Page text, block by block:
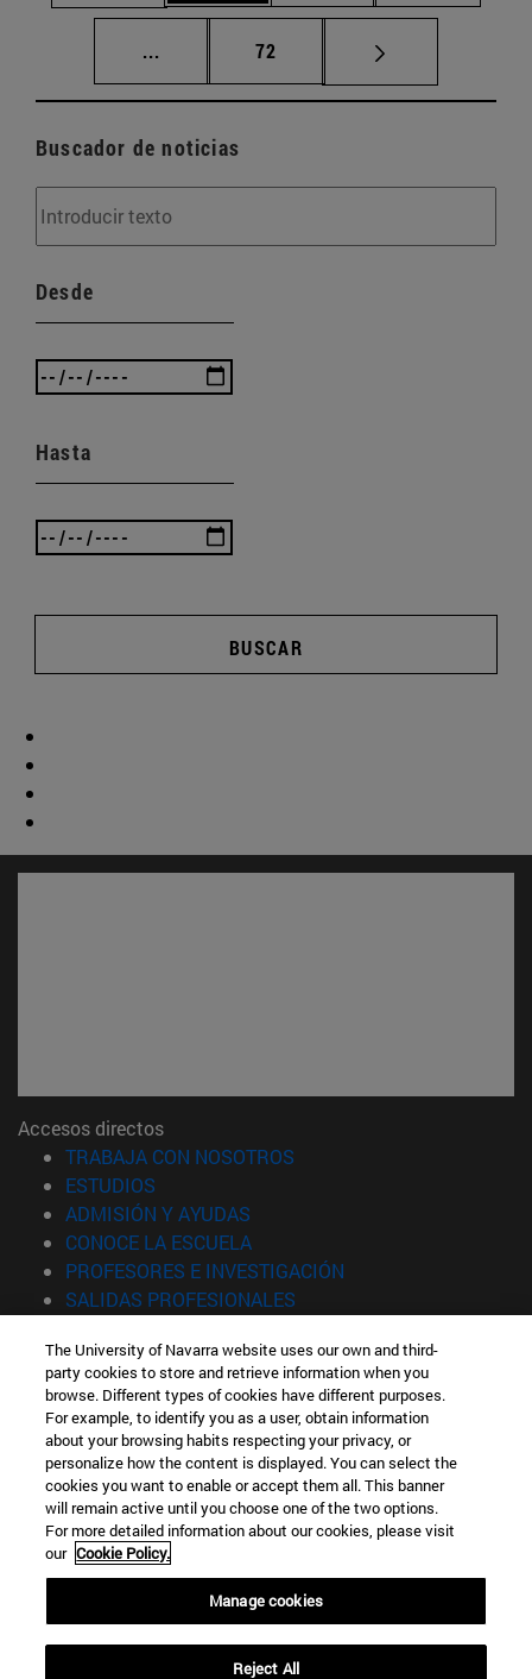
... Páginas intermedias Use TAB para
Página
72
Buscador de noticias
Desde
Hasta
BUSCAR
Accesos directos
TRABAJA CON NOSOTROS
ESTUDIOS
ADMISIÓN Y AYUDAS
CONOCE LA ESCUELA(abre en nueva ventana)
PROFESORES E INVESTIGACIÓN
SALIDAS PROFESIONALES
Información
TFNO +34 943 21 98 77
¿QUÉ GRADO TE INTERESA?
¿QUÉ MÁSTER TE INTERESA?
© Universidad de Navarra
Información legal
Accesibilidad
Configuración de cookies
Localizador de campus
The University of Navarra website uses our own and third-
party cookies to store and retrieve information when you
browse. Different types of cookies have different purposes.
For example, to identify you as a user, obtain information
about your browsing habits respecting your privacy, or
personalize how the content is displayed. You can select the
cookies you want to enable or accept them all. This banner
will remain active until you choose one of the two options.
For more detailed information about our cookies, please visit
our Cookie Policy.
Manage cookies
Reject All